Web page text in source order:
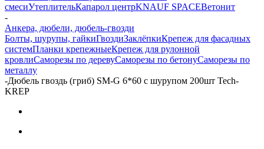
смесиУтеплительКапарол центрKNAUF SPACEВетонит
-
Анкера, дюбели, дюбель-гвозди
Болты, шурупы, гайкиГвоздиЗаклёпкиКрепеж для фасадных
системПланки крепежныеКрепеж для рулонной
кровлиСаморезы по деревуСаморезы по бетонуСаморезы по
металлу
-Дюбель гвоздь (гриб) SM-G 6*60 с шурупом 200шт Tech-
KREP